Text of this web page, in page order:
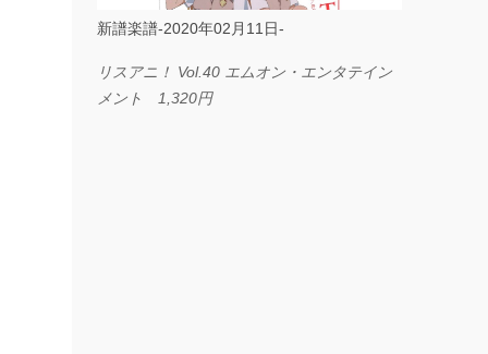
新譜楽譜-2020年02月11日-
リスアニ！ Vol.40 エムオン・エンタテイン
メント 1,320円